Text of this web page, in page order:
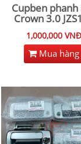
Cupben phanh
Crown 3.0
1,000,000 VNĐ
Mua hàng